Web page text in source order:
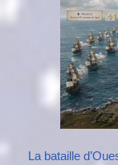
La bataille